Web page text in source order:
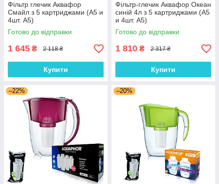
Фільтр глечик Аквафор
Смайл з 5 картриджами (А5 и
4шт. A5)
Готово до відправки
1 645 ₴ 2 118 ₴
Купити
Фільтр-глечик Аквафор Океан
синій 4л з 5 картриджами (А5
и 4шт. A5)
Готово до відправки
1 810 ₴ 2 317 ₴
Купити
–22% –20%